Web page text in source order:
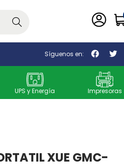
Buscar
Síguenos en:
UPS y Energía Impresoras
XUE GMC-